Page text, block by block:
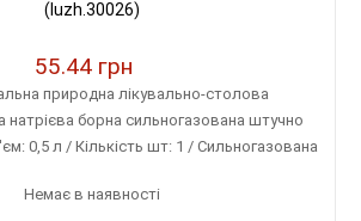
(luzh.30026)
55.44 грн
природна лікувально-столова
натрієва борна сильногазована штучно
0,5 л / Кількість шт: 1 / Сильногазована
Немає в наявності